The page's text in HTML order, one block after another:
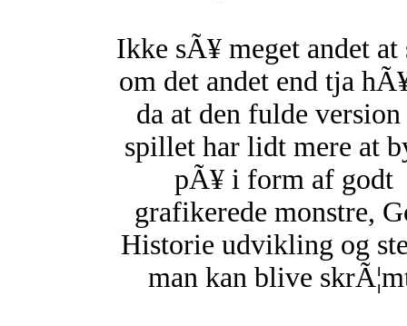
Ikke sÃ¥ meget andet at
om det andet end tja
da at den fulde
spillet har lidt mere at
pÃ¥ i form af godt
grafikerede monstre,
Historie udvikling og
man kan blive